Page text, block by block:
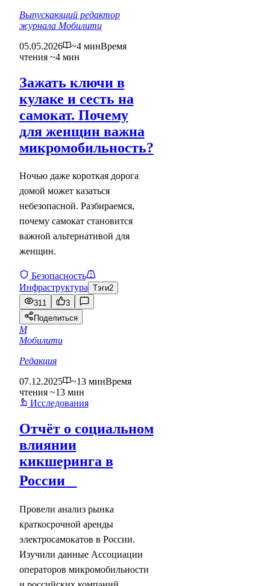
Выпускающий редактор
журнала Мобилити
05.05.2026
~4 минВремя
чтения ~4 мин
Зажать ключи в
кулаке и сесть на
самокат. Почему
для женщин важна
микромобильность?
Ночью даже короткая дорога
домой может казаться
небезопасной. Разбираемся,
почему самокат становится
важной альтернативой для
женщин.
Безопасность
Инфраструктура Тэги2
311
3
Поделиться
М
Мобилити
Редакция
07.12.2025
~13 минВремя
чтения ~13 мин
Исследования
Отчёт о социальном
влиянии
кикшеринга в
России
Провели анализ рынка
краткосрочной аренды
электросамокатов в России.
Изучили данные Ассоциации
операторов микромобильности